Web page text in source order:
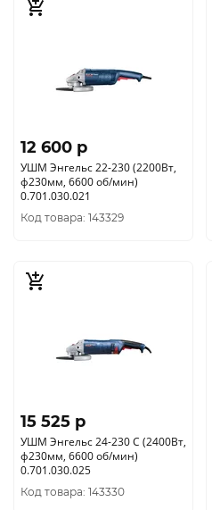
12 600 p
УШМ Энгельс 22-230 (2200Вт,
ф230мм, 6600 об/мин)
0.701.030.021
Код товара: 143329
15 525 p
УШМ Энгельс 24-230 C (2400Вт,
ф230мм, 6600 об/мин)
0.701.030.025
Код товара: 143330